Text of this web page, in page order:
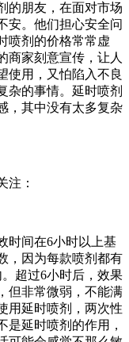
的朋友，在面对市场
安。他们担心安全问
喷剂的价格常常虚
商家刻意宣传，让人
使用，又怕陷入不良
杂的事情。延时喷剂
，其中没有太多复杂
注：
时间在6小时以上基
，因为每款喷剂都有
超过6小时后，效果
但非常微弱，不能满
用延时喷剂，两次性
是延时喷剂的作用，